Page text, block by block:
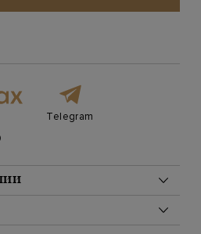
Telegram